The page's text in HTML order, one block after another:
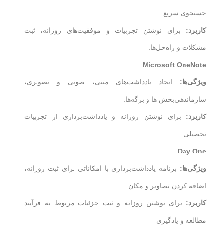
جستجوی سریع.
کاربرد: برای نوشتن تجربیات و موفقیت‌های روزانه، ثبت
مشکلات و راه‌حل‌ها.
Microsoft OneNote
ویژگی‌ها: ایجاد یادداشت‌های متنی، صوتی و تصویری،
سازماندهی‌بخش ها و برگه‌ها.
کاربرد: برای نوشتن روزانه و یادداشت‌برداری از تجربیات
تحصیلی.
Day One
ویژگی‌ها: برنامه یادداشت‌برداری با امکاناتی برای ثبت روزانه،
اضافه کردن تصاویر و مکان.
کاربرد: برای نوشتن روزانه و ثبت جزئیات مربوط به فرآیند
مطالعه و یادگیری